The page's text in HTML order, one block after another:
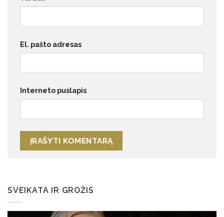
El. pašto adresas
Interneto puslapis
SVEIKATA IR GROŽIS